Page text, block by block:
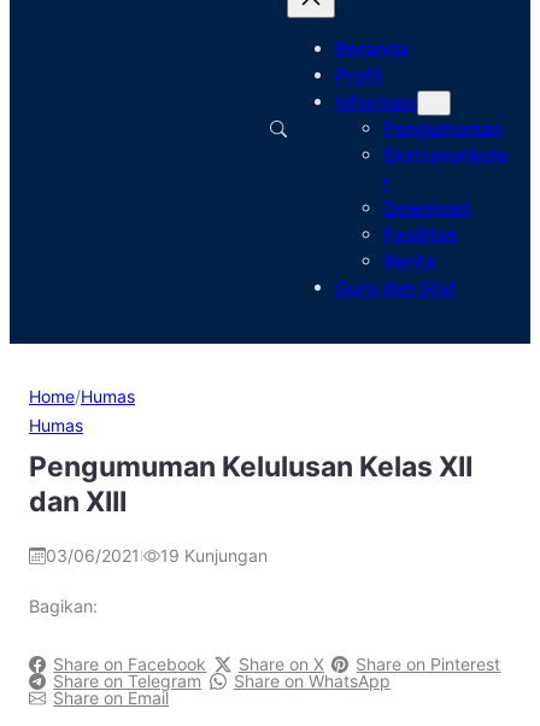
Beranda
Profil
Informasi
Pengumuman
Ekstrakurikule
r
Download
Fasilitas
Berita
Guru dan Staf
Home/Humas
Humas
Pengumuman Kelulusan Kelas XII
dan XIII
03/06/2021 19 Kunjungan
Bagikan:
Share on Facebook Share on X
Share on Pinterest
Share on Telegram
Share on WhatsApp
Share on Email